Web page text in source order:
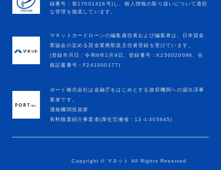
マネットカードローンの編集責任者および編集者は、日本貸金
業協会の定める貸金業務取扱主任者登録を受けています。
(登録年月日：令和8年1月9日、登録番号：K250020096、合
格証書番号：F241000177)
ポート株式会社は金融庁をはじめとする政府機関への届出済事
業者です。
適格機関投資家
有料職業紹介事業者(厚生労働省：13-ﾕ-305645)